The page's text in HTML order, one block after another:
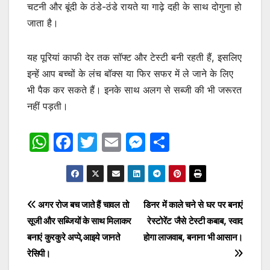
चटनी और बूंदी के ठंडे-ठंडे रायते या गाढ़े दही के साथ दोगुना हो
जाता है।
यह पूरियां काफी देर तक सॉफ्ट और टेस्टी बनी रहती हैं, इसलिए
इन्हें आप बच्चों के लंच बॉक्स या फिर सफर में ले जाने के लिए
भी पैक कर सकते हैं। इनके साथ अलग से सब्जी की भी जरूरत
नहीं पड़ती।
W
s
A
p
p
F
a
c
e
b
o
T
w
itt
er
E
m
ai
l
M
e
s
s
e
n
h
ar
e
Post
navigation
डिनर में काले चने से घर पर बनाएं
रेस्टोरेंट जैसे टेस्टी कबाब, स्वाद
होगा लाजवाब, बनाना भी आसान।
अगर रोज बच जाते हैं चावल तो
सूजी और सब्जियों के साथ मिलाकर
बनाएं कुरकुरे अप्पे,आइये जानते
रेसिपी।